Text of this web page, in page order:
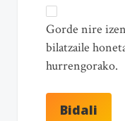
Gorde nire
bilatzaile
hurrengorako.